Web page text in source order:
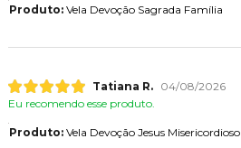
Produto:Vela Devoção Sagrada Família
Tatiana R.
04/08/2026
Eu recomendo esse produto.
Produto:Vela Devoção Jesus Misericordioso